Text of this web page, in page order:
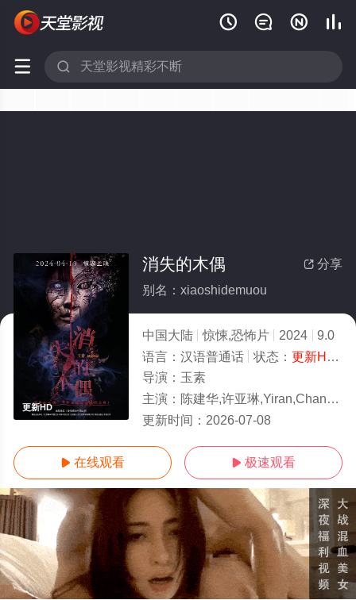
   
 
更新HD
 分享
消失的木偶
别名：xiaoshidemuou
中国大陆 惊悚,恐怖片 2024
9.0
语言： 汉语普通话 状态： 更新HD/高清
导演： 玉素
主演： 陈建华,许亚琳,Yiran,Chang,周娇,尹亚森
更新时间： 2026-07-08
 在线观看  极速观看